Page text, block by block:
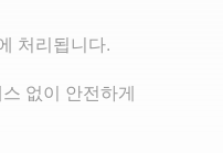
처리됩니다.
없이 안전하게